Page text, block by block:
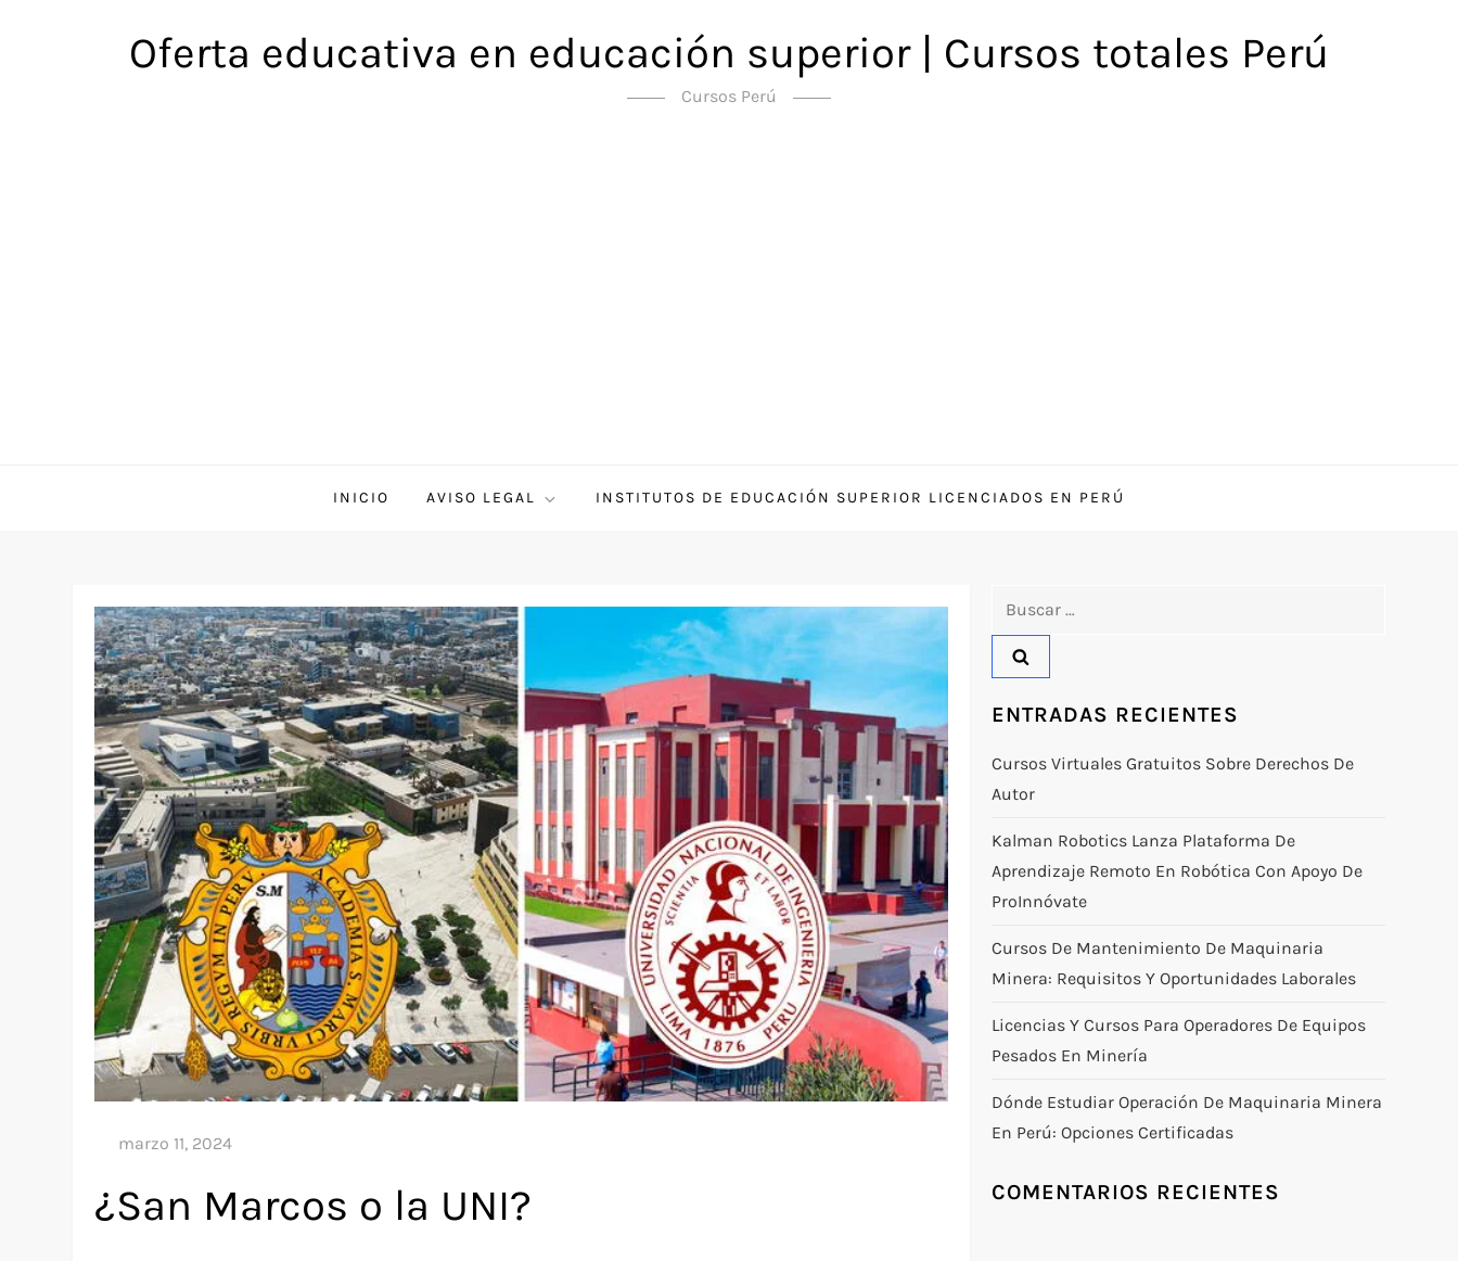
Oferta educativa en educación superior | Cursos totales Perú
Cursos Perú
INICIO AVISO LEGAL INSTITUTOS DE EDUCACIÓN SUPERIOR LICENCIADOS EN PERÚ
¿San Marcos o la UNI?
ENTRADAS RECIENTES
Cursos Virtuales Gratuitos Sobre Derechos De
Autor
Kalman Robotics Lanza Plataforma De
Aprendizaje Remoto En Robótica Con Apoyo De
ProInnóvate
Cursos De Mantenimiento De Maquinaria
Minera: Requisitos Y Oportunidades Laborales
Licencias Y Cursos Para Operadores De Equipos
Pesados En Minería
Dónde Estudiar Operación De Maquinaria Minera
En Perú: Opciones Certificadas
COMENTARIOS RECIENTES